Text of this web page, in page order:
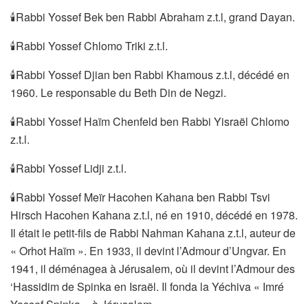
🕯Rabbi Yossef Bek ben Rabbi Abraham z.t.l, grand Dayan.
🕯Rabbi Yossef Chlomo Triki z.t.l.
🕯Rabbi Yossef Djian ben Rabbi Khamous z.t.l, décédé en
1960. Le responsable du Beth Din de Negzi.
🕯Rabbi Yossef Haïm Chenfeld ben Rabbi Yisraël Chlomo
z.t.l.
🕯Rabbi Yossef Lidji z.t.l.
🕯Rabbi Yossef Meïr Hacohen Kahana ben Rabbi Tsvi
Hirsch Hacohen Kahana z.t.l, né en 1910, décédé en 1978.
Il était le petit-fils de Rabbi Nahman Kahana z.t.l, auteur de
« Orhot Haïm ». En 1933, il devint l’Admour d’Ungvar. En
1941, il déménagea à Jérusalem, où il devint l’Admour des
‘Hassidim de Spinka en Israël. Il fonda la Yéchiva « Imré